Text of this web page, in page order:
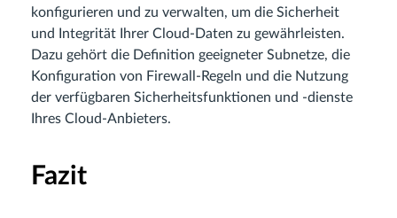
konfigurieren und zu verwalten, um die Sicherheit
und Integrität Ihrer Cloud-Daten zu gewährleisten.
Dazu gehört die Definition geeigneter Subnetze, die
Konfiguration von Firewall-Regeln und die Nutzung
der verfügbaren Sicherheitsfunktionen und -dienste
Ihres Cloud-Anbieters.
Fazit